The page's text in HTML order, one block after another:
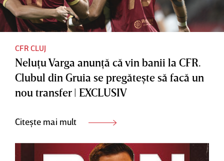
CFR CLUJ
Neluţu Varga anunţă că vin banii la CFR.
Clubul din Gruia se pregăteşte să facă un
nou transfer | EXCLUSIV
Citește mai mult